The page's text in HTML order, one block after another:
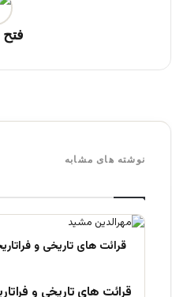
نوشته های مشابه
قرائت های تاریخی و